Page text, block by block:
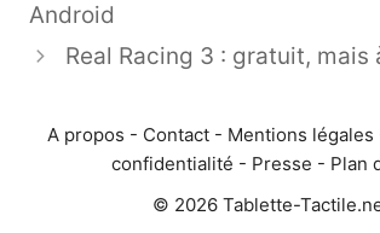
Android
Real Racing 3 : gratuit, mais
A propos - Contact - Mentions légales
confidentialité - Presse - Plan
© 2026 Tablette-